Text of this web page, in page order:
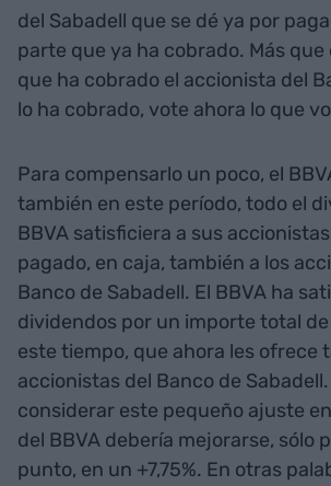
del Sabadell que se dé ya por
parte que ya ha cobrado. Más
que ha cobrado el accionista del
lo ha cobrado, vote ahora lo que
Para compensarlo un poco, el
también en este período, todo el
BBVA satisficiera a sus
pagado, en caja, también a los
Banco de Sabadell. El BBVA ha
dividendos por un importe total de
este tiempo, que ahora les ofrece
accionistas del Banco de
considerar este pequeño ajuste
del BBVA debería mejorarse, sólo
punto, en un +7,75%. En otras